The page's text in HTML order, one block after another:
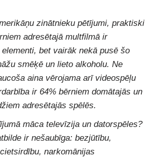
zinātnieku pētījumi, praktiski
adresētajā multfilmā ir
bet vairāk nekā pusē šo
smēķē un lieto alkoholu. Ne
aina vērojama arī videospēļu
ir 64% bērniem domātajās un
adresētajās spēlēs.
māca televīzija un datorspēles?
ir nešaubīga: bezjūtību,
narkomānijas